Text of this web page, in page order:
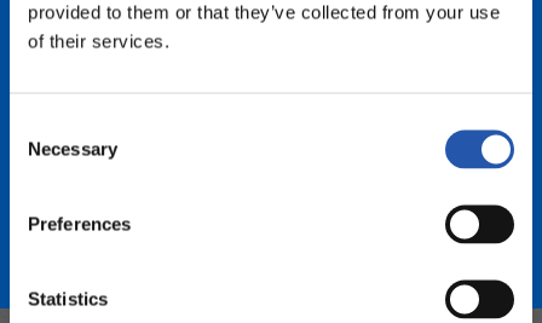
provided to them or that they’ve collected from your use
of their services.
Selection
Necessary
Preferences
Statistics
2018 - 2019